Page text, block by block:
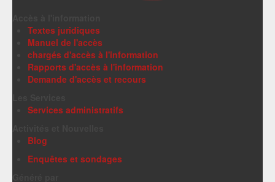
Textes juridiques
Manuel de l'accès
chargés d'accès à l'information
Rapports d'accès à l'information
Demande d'accès et recours
Services administratifs
Blog
Enquêtes et sondages